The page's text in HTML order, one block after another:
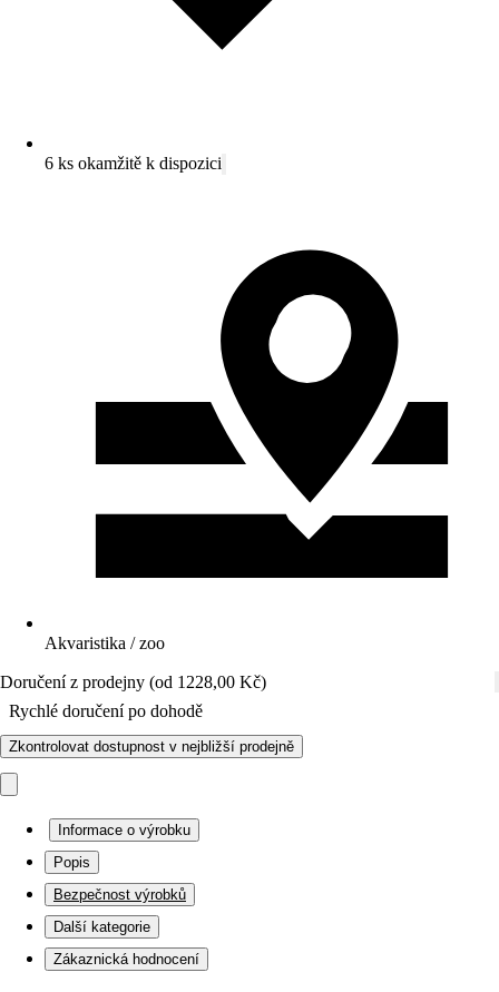
6 ks okamžitě k dispozici
Akvaristika / zoo
Doručení z prodejny (od 1228,00 Kč)
Rychlé doručení po dohodě
Zkontrolovat dostupnost v nejbližší prodejně
Informace o výrobku
Popis
Bezpečnost výrobků
Další kategorie
Zákaznická hodnocení